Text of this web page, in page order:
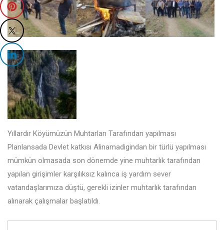
Yıllardır Köyümüzün Muhtarları Tarafından yapılması
Planlansada Devlet katkısı Alinamadigindan bir türlü yapılması
mümkün olmasada son dönemde yine muhtarlık tarafından
yapılan girişimler karşılıksız kalınca iş yardım sever
vatandaşlarımıza düştü, gerekli izinler muhtarlık tarafından
alınarak çalışmalar başlatıldı.